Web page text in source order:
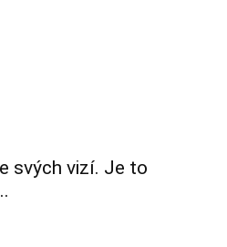
svých vizí. Je to